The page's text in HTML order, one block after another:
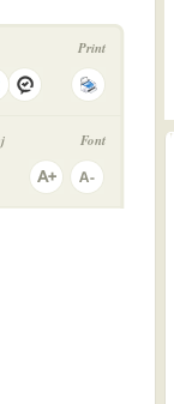
Print
Fontprethodno